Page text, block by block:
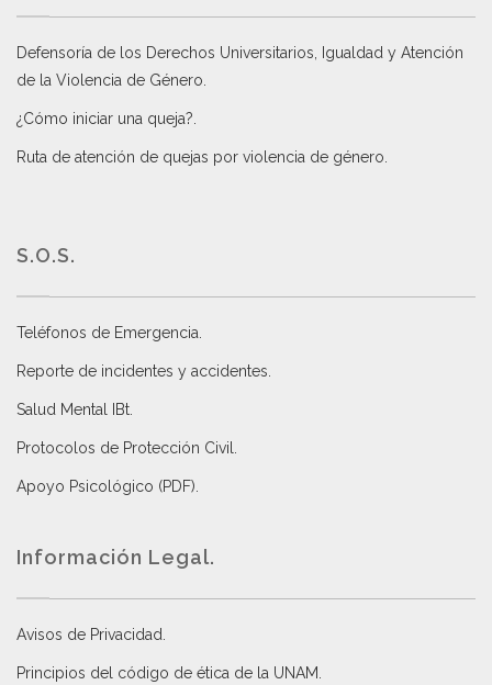
Defensoría de los Derechos Universitarios, Igualdad y Atención
de la Violencia de Género
¿Cómo iniciar una queja?
Ruta de atención de quejas por violencia de género
S.O.S.
Teléfonos de Emergencia.
Reporte de incidentes y accidentes
Salud Mental IBt
Protocolos de Protección Civil
Apoyo Psicológico (PDF)
Información Legal.
Avisos de Privacidad
Principios del código de ética de la UNAM